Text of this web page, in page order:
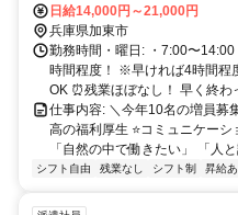
日給14,000円～21,000円
兵庫県加東市
勤務時間・曜日: ・7:00〜
時間程度！ ※早ければ4時間程
OK ⏰残業ほぼなし！ 早く終わ
仕事内容: ＼今年10名の増員募
高の福利厚生 ⭐コミュニケーシ
「自然の中で働きたい」 「人
シフト自由 残業なし シフト制 昇給あ